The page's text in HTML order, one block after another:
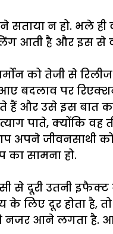
न हो. भले
आती है और इस
को तेजी से
बदलाव पर रिएक्शन
हैं और उसे इस बात
पाते, क्योंकि
जीवनसाथी को
सामना हो.
दूरी उतनी इफैक्ट
दूर होता है,
आने लगता है. आप